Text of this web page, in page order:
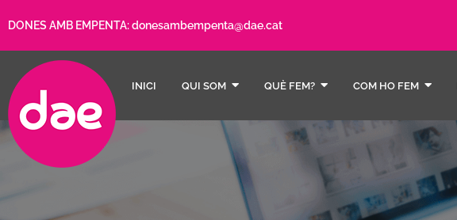
DONES AMB EMPENTA:donesambempenta@dae.cat
INICI QUI SOM QUÈ FEM? COM HO FEM